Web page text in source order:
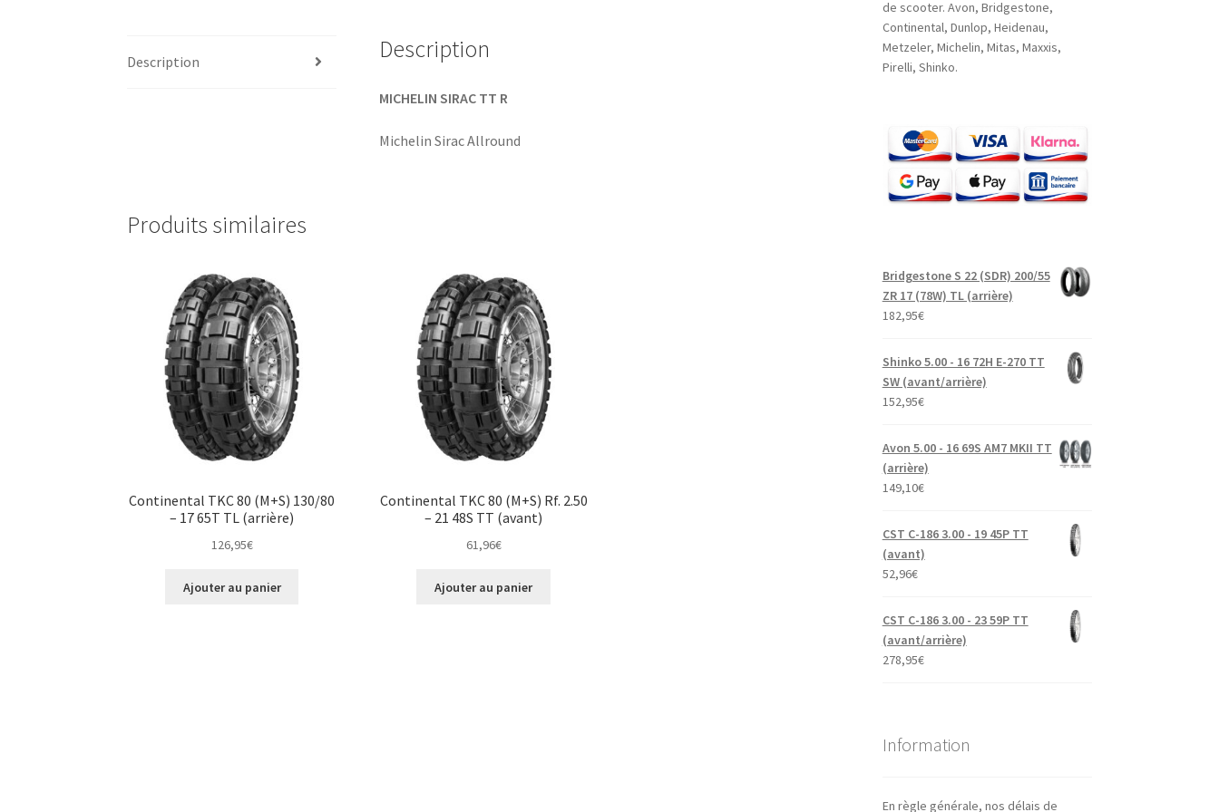
Description Description
MICHELIN SIRAC TT R
Michelin Sirac Allround
Produits similaires
Continental TKC 80 (M+S) 130/80
– 17 65T TL (arrière)
126,95€
Ajouter au panier
Continental TKC 80 (M+S) Rf. 2.50
– 21 48S TT (avant)
61,96€
Ajouter au panier
de scooter. Avon, Bridgestone,
Continental, Dunlop, Heidenau,
Metzeler, Michelin, Mitas, Maxxis,
Pirelli, Shinko.
Bridgestone S 22 (SDR) 200/55
ZR 17 (78W) TL (arrière)
182,95€
Shinko 5.00 - 16 72H E-270 TT
SW (avant/arrière)
152,95€
Avon 5.00 - 16 69S AM7 MKII TT
(arrière)
149,10€
CST C-186 3.00 - 19 45P TT
(avant)
52,96€
CST C-186 3.00 - 23 59P TT
(avant/arrière)
278,95€
Information
En règle générale, nos délais de